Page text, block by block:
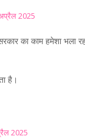
2025
का काम हमेशा भला
है।
2025